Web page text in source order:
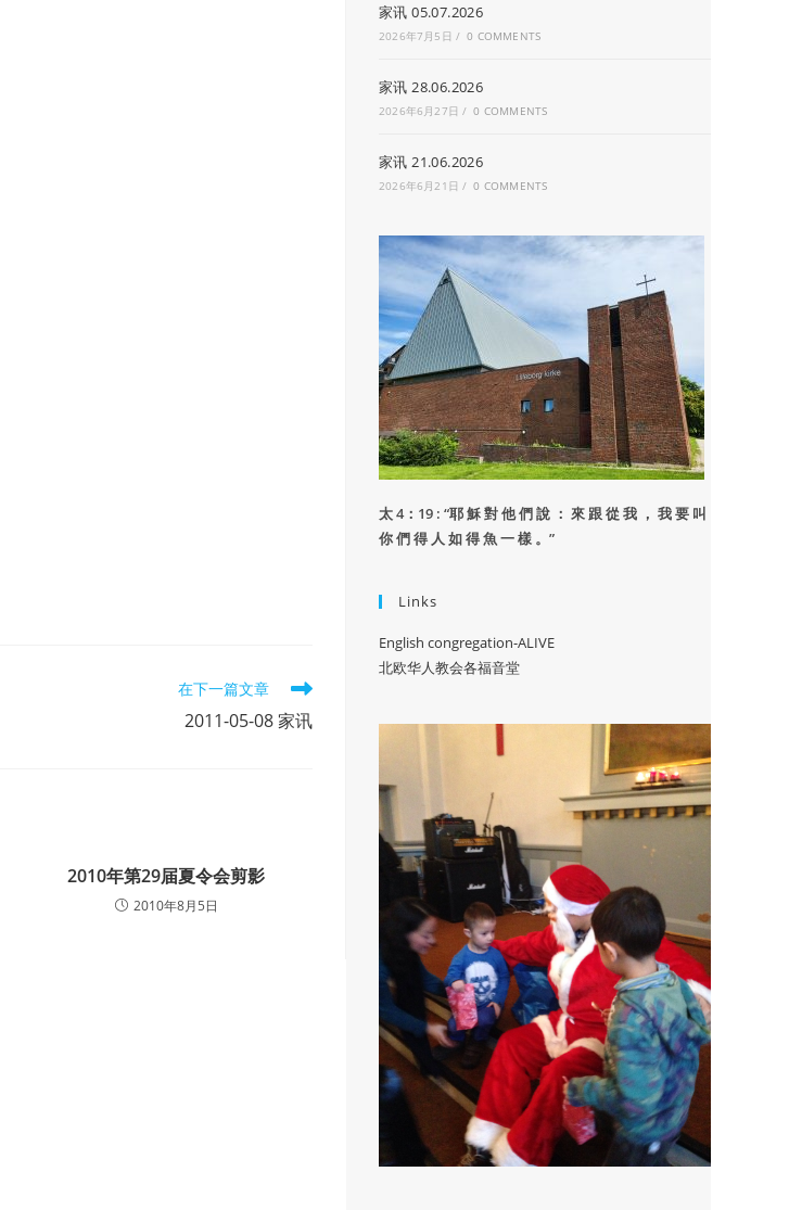
在下一篇文章
2011-05-08 家讯
2010年第29届夏令会剪影
2010年8月5日
家讯 05.07.2026
2026年7月5日 / 0 COMMENTS
家讯 28.06.2026
2026年6月27日 / 0 COMMENTS
家讯 21.06.2026
2026年6月21日 / 0 COMMENTS
太 4：19 : “耶 穌 對 他 們 說 ： 來 跟 從 我 ， 我 要 叫
你 們 得 人 如 得 魚 一 樣 。”
Links
English congregation-ALIVE
北欧华人教会各福音堂